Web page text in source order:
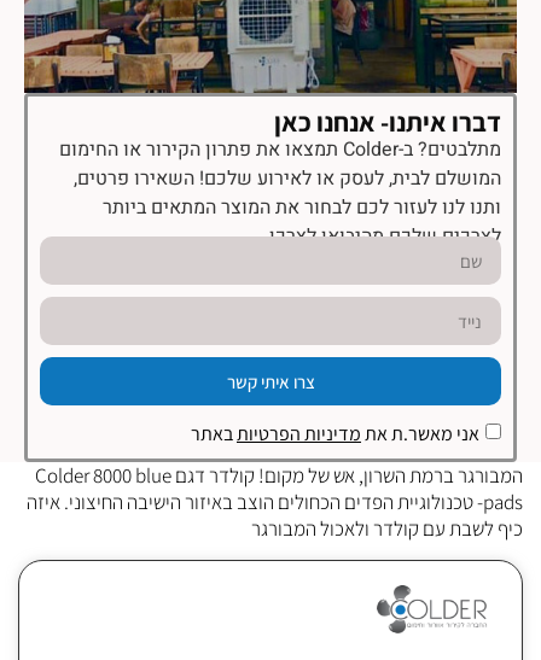
דברו איתנו- אנחנו כאן
מתלבטים? ב-Colder תמצאו את פתרון הקירור או החימום
המושלם לבית, לעסק או לאירוע שלכם! השאירו פרטים,
ותנו לנו לעזור לכם לבחור את המוצר המתאים ביותר
לצרכים שלכם מהיבואן לצרכן.
אני מאשר.ת אתמדיניות הפרטיותבאתר
צרו איתי קשר
המבורגר ברמת השרון, אש של מקום! קולדר דגם Colder 8000 blue
pads- טכנולוגיית הפדים הכחולים הוצב באיזור הישיבה החיצוני. איזה
כיף לשבת עם קולדר ולאכול המבורגר